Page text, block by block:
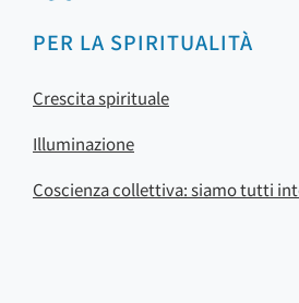
PER LA SPIRITUALITÀ
Crescita spirituale
Illuminazione
Coscienza collettiva: siamo tutti